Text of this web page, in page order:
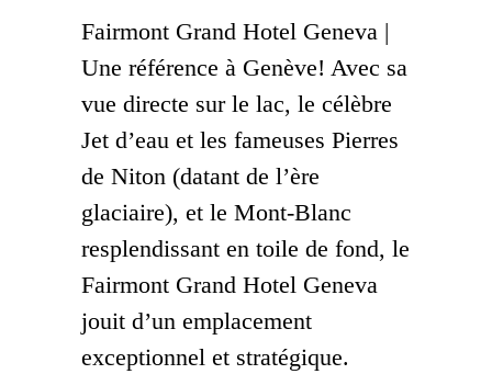
Fairmont Grand Hotel Geneva |
Une référence à Genève! Avec sa
vue directe sur le lac, le célèbre
Jet d’eau et les fameuses Pierres
de Niton (datant de l’ère
glaciaire), et le Mont-Blanc
resplendissant en toile de fond, le
Fairmont Grand Hotel Geneva
jouit d’un emplacement
exceptionnel et stratégique.